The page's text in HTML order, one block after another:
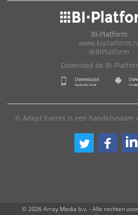
BI-Platform
www.biplatform.nl
@BIPlatform
Download de BI-
© Adept Events is een handelsnaam
© 2026 Array Media b.v. - Alle rechten